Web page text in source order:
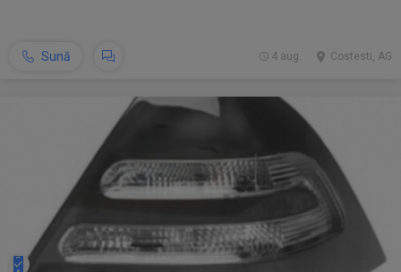
Sună Costesti, AG
4 aug.